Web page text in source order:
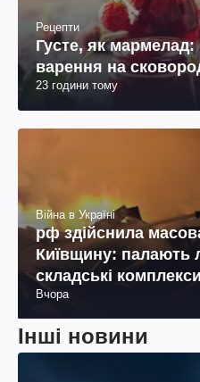
Рецепти
Густе, як
варення на
23 години тому
Війна в Україні
рф здійснила
Київщину: палають
складські
поранених (фото,
Вчора
Інші новини